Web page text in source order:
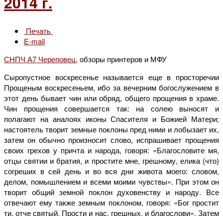
Печать
E-mail
СНПЧ А7 Череповец, обзоры принтеров и МФУ
Сыропустное воскресенье называется еще в просторечии
Прощеным воскресеньем, ибо за вечерним богослужением в
этот день бывает чин или обряд, общего прощения в храме.
Чин прощения совершается так: на солею выносят и
полагают на аналоях иконы Спасителя и Божией Матери;
настоятель творит земные поклоны пред ними и лобызает их,
затем он обычно произносит слово, испрашивает прощения
своих грехов у причта и народа, говоря: «Благословите мя,
отцы святии и братия, и простите мне, грешному, елика (что)
согреших в сей день и во вся дни живота моего: словом,
делом, помышлением и всеми моими чувствы». При этом он
творит общий земной поклон духовенству и народу. Все
отвечают ему также земным поклоном, говоря: «Бог простит
ти, отче святый. Прости и нас, грешных, и благослови». Затем